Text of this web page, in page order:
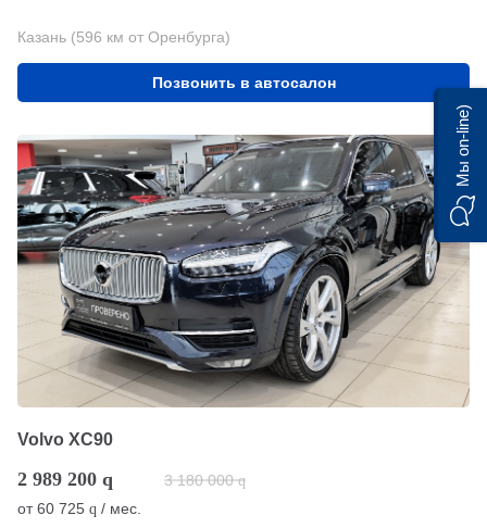
Казань (596 км от Оренбурга)
Позвонить в автосалон
Volvo XC90
2 989 200 q 3 180 000 q
от60 725 q / мес.
Мы on-line)